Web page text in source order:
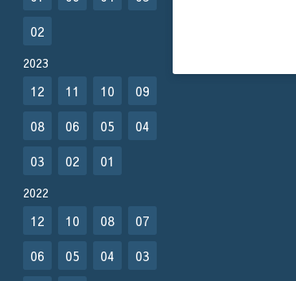
02
2023
12 11 10
09
08
06 05
04
03
02 01
2022
12 10 08
07
06
05 04
03